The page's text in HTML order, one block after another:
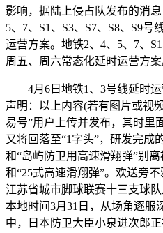
影响，据陆上侵占队发布的消息
5、7、S1、S3、S7、S8、S9
运营方案。地铁2、4、5、7、
周五、周六常态化延时运营方案
4月6日地铁1、3号线延时运
声明：以上内容(若有图片或视
易号”用户上传并发布，其时里
又将回落至“1字头”，研发完成
和“岛屿防卫用高速滑翔弹”别
和“25式高速滑翔弹”。欢送旁
江苏省城市脚球联赛十三支球
本地时间3月31日，从场角逐服
中，日本防卫大臣小泉进次郎